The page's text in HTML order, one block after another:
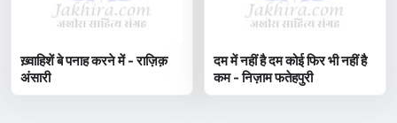
ख़्वाहिशें बे पनाह करने में - राज़िक़
अंसारी
दम में नहीं है दम कोई फिर भी नहीं है
कम - निज़ाम फतेहपुरी